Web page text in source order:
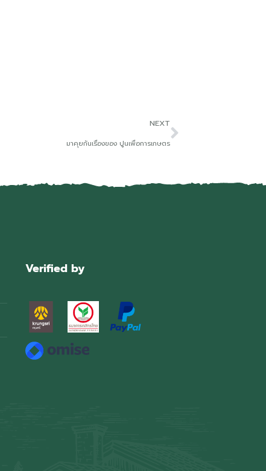
NEXT
มาคุยกันเรื่องของ ปูนเพื่อการเกษตร
Verified by